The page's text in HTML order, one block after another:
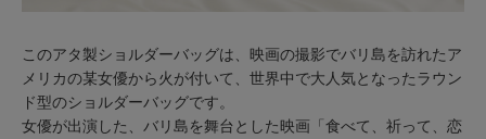
このアタ製ショルダーバッグは、映画の撮影でバリ島を訪れたア
メリカの某女優から火が付いて、世界中で大人気となったラウン
ド型のショルダーバッグです。
女優が出演した、バリ島を舞台とした映画「食べて、祈って、恋